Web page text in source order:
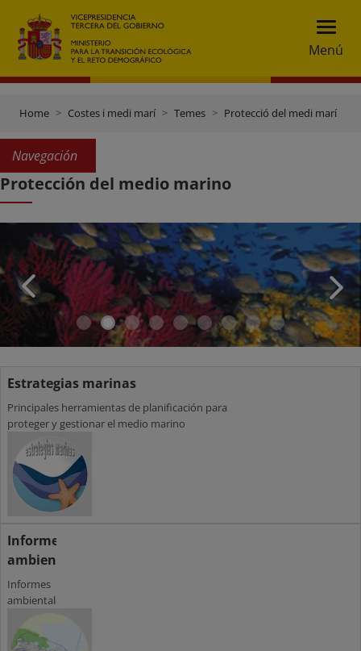
Menú
Home Costes i medi marí Temes Protecció del medi marí
Navegación
Protección del medio marino
Estrategias marinas
Principales herramientas de planificación para
proteger y gestionar el medio marino
Informes
ambientales
Informes
ambientales